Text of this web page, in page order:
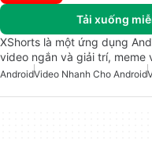
Tải xuống
XShorts là một ứng dụng
video ngắn và giải trí,
AndroidVideo Nhanh Cho Android